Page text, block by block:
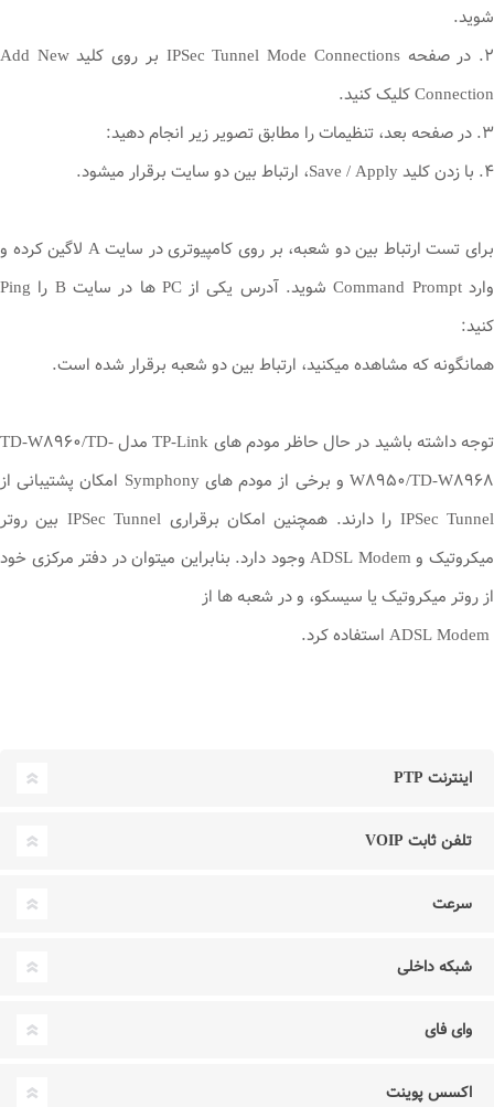
شوید.
۲. در صفحه IPSec Tunnel Mode Connections بر روی کلید Add New
Connection کلیک کنید.
۳. در صفحه بعد، تنظیمات را مطابق تصویر زیر انجام دهید:
۴. با زدن کلید Save / Apply، ارتباط بین دو سایت برقرار میشود.
برای تست ارتباط بین دو شعبه، بر روی کامپیوتری در سایت A لاگین کرده و
وارد Command Prompt شوید. آدرس یکی از PC ها در سایت B را Ping
کنید:
همانگونه که مشاهده میکنید، ارتباط بین دو شعبه برقرار شده است.
توجه داشته باشید در حال حاظر مودم های TP-Link مدل TD-W۸۹۶۰/TD-
W۸۹۵۰/TD-W۸۹۶۸ و برخی از مودم های Symphony امکان پشتیبانی از
IPSec Tunnel را دارند. همچنین امکان برقراری IPSec Tunnel بین روتر
میکروتیک و ADSL Modem وجود دارد. بنابراین میتوان در دفتر مرکزی خود
از روتر میکروتیک یا سیسکو، و در شعبه ها از
اینترنت PTP
تلفن ثابت VOIP
سرعت
شبکه داخلی
وای فای
اکسس پوینت